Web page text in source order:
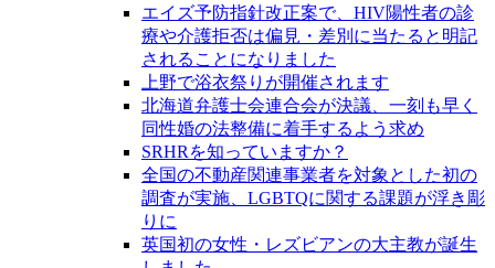
エイズ予防指針改正案で、HIV陽性者の診
療や介護拒否は偏見・差別に当たると明記
されることになりました
上野で浴衣祭りが開催されます
北海道弁護士会連合会が決議、一刻も早く
同性婚の法整備に着手するよう求め
SRHRを知っていますか？
全国の不動産関連事業者を対象とした初の
調査が実施、LGBTQに関する課題が浮き彫
りに
英国初の女性・レズビアンの大主教が誕生